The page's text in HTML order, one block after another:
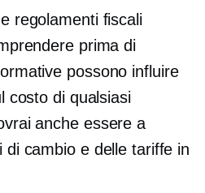
regolamenti fiscali
prima di
possono influire
costo di qualsiasi
anche essere a
di cambio e delle tariffe in